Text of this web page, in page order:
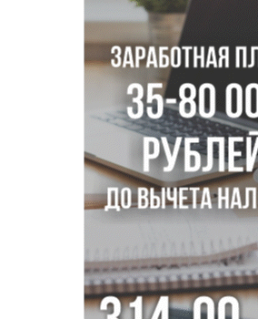
Миллион за переезд: в сёла
20 работников культуры
О похолодании в августе-2026